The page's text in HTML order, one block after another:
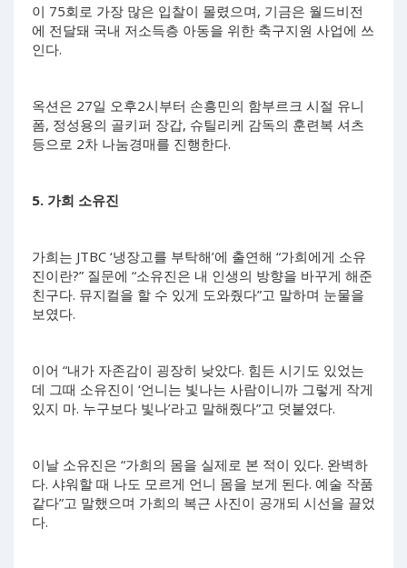
이 75회로 가장 많은 입찰이 몰렸으며, 기금은 월드비전
에 전달돼 국내 저소득층 아동을 위한 축구지원 사업에 쓰
인다.
옥션은 27일 오후2시부터 손흥민의 함부르크 시절 유니
폼, 정성용의 골키퍼 장갑, 슈틸리케 감독의 훈련복 셔츠
등으로 2차 나눔경매를 진행한다.
5. 가희 소유진
가희는 JTBC ‘냉장고를 부탁해’에 출연해 “가희에게 소유
진이란?” 질문에 “소유진은 내 인생의 방향을 바꾸게 해준
친구다. 뮤지컬을 할 수 있게 도와줬다”고 말하며 눈물을
보였다.
이어 “내가 자존감이 굉장히 낮았다. 힘든 시기도 있었는
데 그때 소유진이 ‘언니는 빛나는 사람이니까 그렇게 작게
있지 마. 누구보다 빛나’라고 말해줬다”고 덧붙였다.
이날 소유진은 “가희의 몸을 실제로 본 적이 있다. 완벽하
다. 샤워할 때 나도 모르게 언니 몸을 보게 된다. 예술 작품
같다”고 말했으며 가희의 복근 사진이 공개되 시선을 끌었
다.